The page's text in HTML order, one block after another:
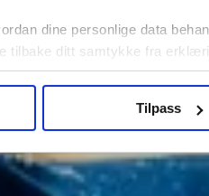
dine personlige data
tilbake ditt samtykke fra
at vi tilby relevant innhold,
lengre ned på denne
Tilpass